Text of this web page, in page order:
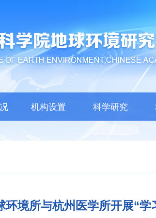
机构设置 科学研究
环境所与杭州医学所开展“